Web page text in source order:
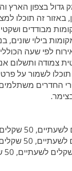
גדול בצפון הארץ
באזור זה תוכלו
מבודדים
בילוי
לפי שעה
צמודה ותשלום
לשמור על
החדרים משתלמים